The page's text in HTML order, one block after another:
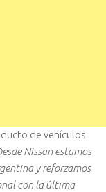
de vehículos
Nissan estamos
y reforzamos
con la última